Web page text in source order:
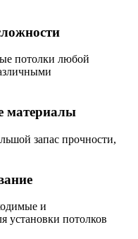
потолки любой
материалы
запас прочности,
и
установки потолков